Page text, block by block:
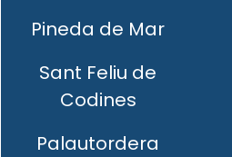
Pineda de Mar
Sant Feliu de
Codines
Palautordera